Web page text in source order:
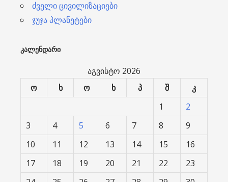
ძველი ცივილიზაციები
ჯუჯა პლანეტები
ᲙᲐᲚᲔᲜᲓᲐᲠᲘ
აგვისტო 2026
ო
ხ ო ხ პ შ
კ
1
2
3
4 5 6 7 8
9
10
11 12 13 14 15
16
17
18 19 20 21 22
23